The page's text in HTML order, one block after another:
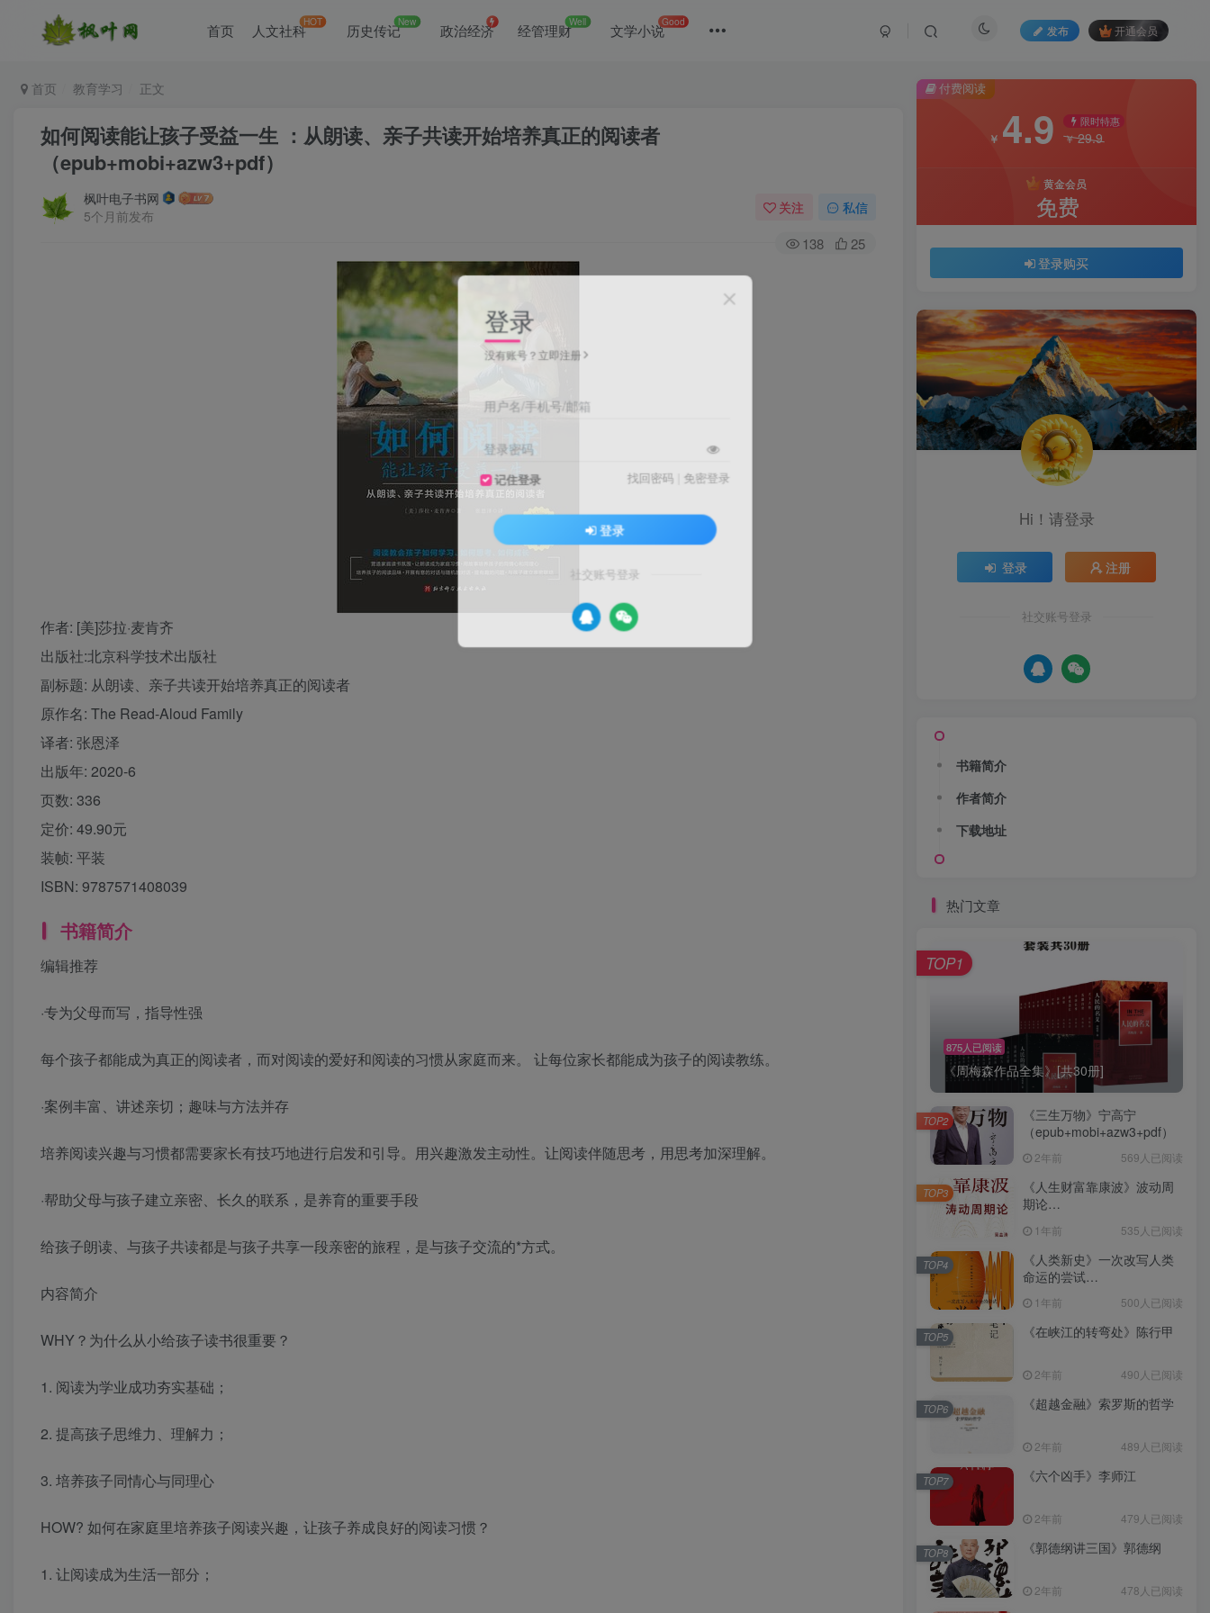
首页 人文社科HOT 历史传记New 政治经济 经管理财Well 文学小说Good
发布 开通会员
首页 教育学习 正文
如何阅读能让孩子受益一生 ：从朗读、亲子共读开始培养真正的阅读者
（epub+mobi+azw3+pdf）
枫叶电子书网
5个月前发布
关注 私信
138 25
作者: [美]莎拉·麦肯齐
出版社:北京科学技术出版社
副标题: 从朗读、亲子共读开始培养真正的阅读者
原作名: The Read-Aloud Family
译者: 张恩泽
出版年: 2020-6
页数: 336
定价: 49.90元
装帧: 平装
ISBN: 9787571408039
书籍简介
编辑推荐
·专为父母而写，指导性强
每个孩子都能成为真正的阅读者，而对阅读的爱好和阅读的习惯从家庭而来。 让每位家长都能成为孩子的阅读教练。
·案例丰富、讲述亲切；趣味与方法并存
培养阅读兴趣与习惯都需要家长有技巧地进行启发和引导。用兴趣激发主动性。让阅读伴随思考，用思考加深理解。
·帮助父母与孩子建立亲密、长久的联系，是养育的重要手段
给孩子朗读、与孩子共读都是与孩子共享一段亲密的旅程，是与孩子交流的*方式。
内容简介
WHY？为什么从小给孩子读书很重要？
1. 阅读为学业成功夯实基础；
2. 提高孩子思维力、理解力；
3. 培养孩子同情心与同理心
HOW? 如何在家庭里培养孩子阅读兴趣，让孩子养成良好的阅读习惯？
1. 让阅读成为生活一部分；
付费阅读
￥ 4.9 限时特惠
￥29.9
黄金会员
免费
登录购买
Hi！请登录
登录 注册
社交账号登录
书籍简介
作者简介
下载地址
热门文章
875人已阅读
《周梅森作品全集》[共30册]
TOP1
《三生万物》宁高宁
（epub+mobi+azw3+pdf）
2年前 569人已阅读
TOP2
《人生财富靠康波》波动周
期论
1年前 535人已阅读
TOP3
《人类新史》一次改写人类
命运的尝试
1年前 500人已阅读
TOP4
《在峡江的转弯处》陈行甲
2年前 490人已阅读
TOP5
《超越金融》索罗斯的哲学
2年前 489人已阅读
TOP6
《六个凶手》李师江
2年前 479人已阅读
TOP7
《郭德纲讲三国》郭德纲
2年前 478人已阅读
TOP8
登录
没有账号？立即注册
用户名/手机号/邮箱
登录密码
记住登录 找回密码 免密登录
登录
社交账号登录